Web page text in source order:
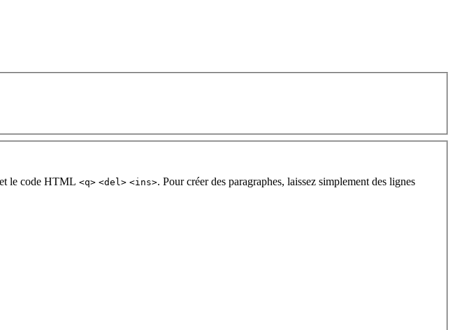
et le code HTML <q> <del> <ins>. Pour créer des paragraphes, laissez simplement des lignes